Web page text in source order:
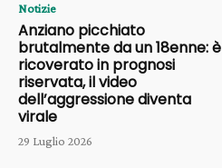
Notizie
Anziano picchiato
brutalmente da un 18enne: è
ricoverato in prognosi
riservata, il video
dell’aggressione diventa
virale
29 Luglio 2026